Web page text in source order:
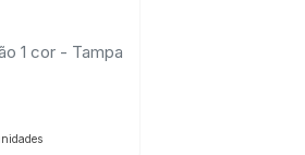
1 cor - Tampa